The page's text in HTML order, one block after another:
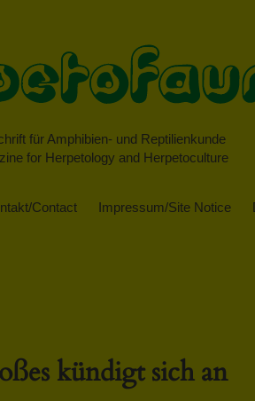
für Amphibien- und Reptilienkunde
for Herpetology and Herpetoculture
Contact Impressum/Site Notice
kündigt sich an